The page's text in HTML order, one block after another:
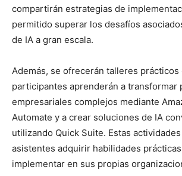
compartirán estrategias de
permitido superar los desafíos
de IA a gran escala.
Además, se ofrecerán talleres prácticos
participantes aprenderán a transformar
empresariales complejos mediante
Automate y a crear soluciones de IA
utilizando Quick Suite. Estas
asistentes adquirir habilidades
implementar en sus propias